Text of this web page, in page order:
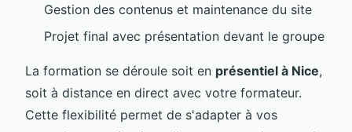
Gestion des contenus et maintenance du site
Projet final avec présentation devant le groupe
La formation se déroule soit en présentiel à Nice,
soit à distance en direct avec votre formateur.
Cette flexibilité permet de s'adapter à vos